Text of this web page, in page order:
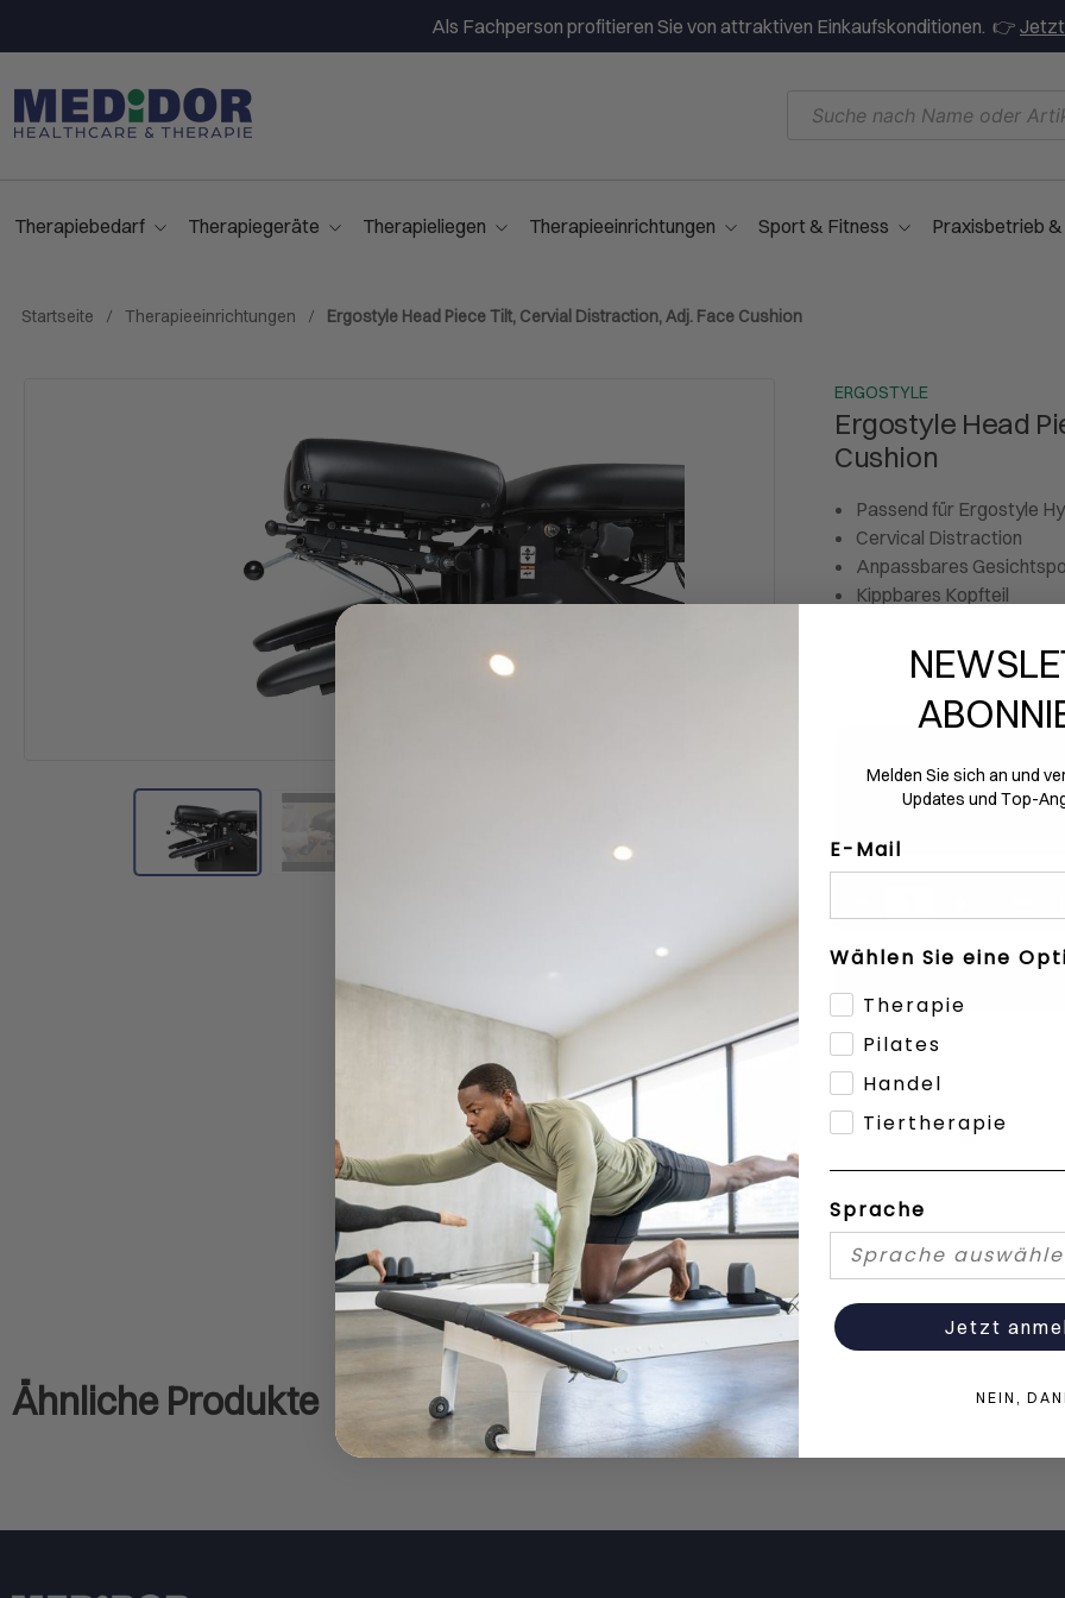
Als Fachperson profitieren Sie von attraktiven Einkaufskonditionen. 👉
Therapiebedarf Therapiegeräte Therapieliegen Therapieeinrichtungen Sport & Fitness Praxisbetrieb
Startseite Therapieeinrichtungen Ergostyle Head Piece Tilt, Cervial Distraction, Adj. Face Cushion
ERGOSTYLE
Ergostyle Head
Cushion
Passend für Ergostyle
Cervical Distraction
Anpassbares
Kippbares Kopfteil
Artikelnummer: 1202375
Herstellernummer: ES95010
Dieses Produkt führen wir
deshalb nicht retourniert
Spezifikationen
Dokumente 0
Ähnliche Produkte
Melden Sie sich an und
Updates und Top-
E-Mail
Wählen Sie eine
Therapie
Pilates
Handel
Tiertherapie
Sprache
Jetzt
NEIN,